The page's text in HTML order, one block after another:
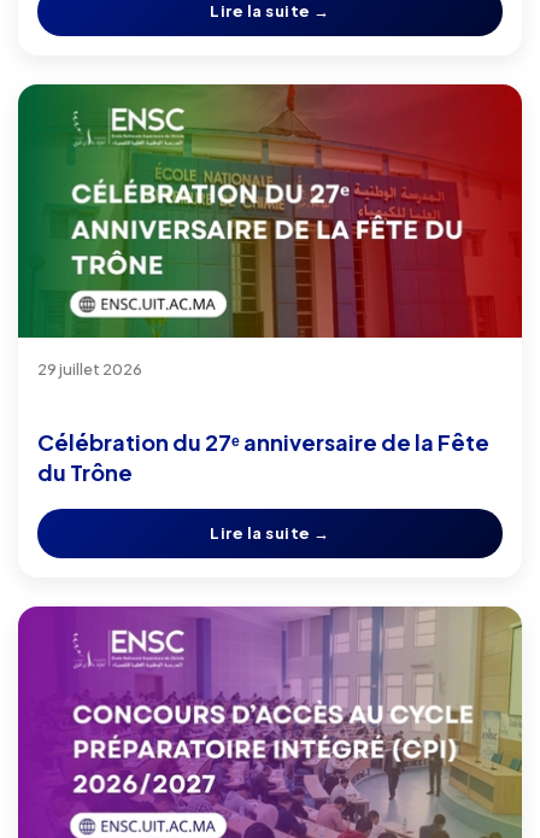
Lire la suite →
29 juillet 2026
Célébration du 27ᵉ anniversaire de la Fête
du Trône
Lire la suite →